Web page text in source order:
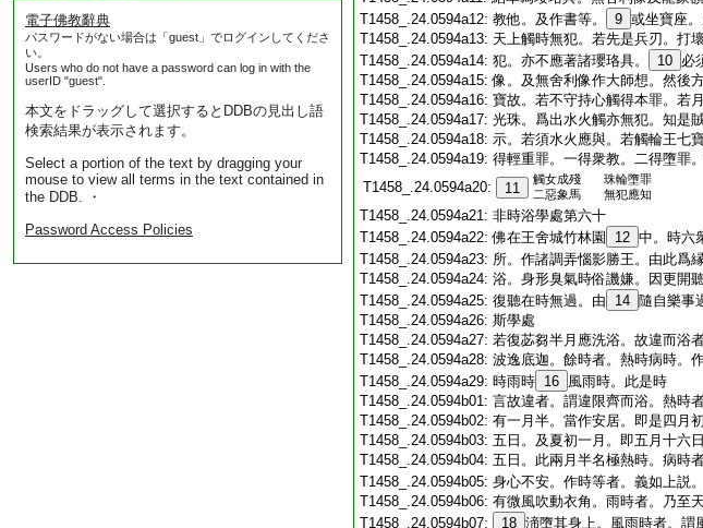
電子佛教辭典
パスワードがない場合は「guest」でログインしてくださ
い。
Users who do not have a password can log in with the
userID "guest".
本文をドラッグして選択するとDDBの見出し語
検索結果が表示されます。
Select a portion of the text by dragging your
mouse to view all terms in the text contained in
the DDB. ・
Password Access Policies
T1458_.24.0594a12: 教他。及作書等。 9 或坐寶座
T1458_.24.0594a13: 天上觸時無犯。若先是兵刃。打
T1458_.24.0594a14: 犯。亦不應著諸瓔珞具。 10 必
T1458_.24.0594a15:像。及無舍利像作大師想。然後
T1458_.24.0594a16: 寶故。若不守持心觸得本罪。若
T1458_.24.0594a17: 光珠。爲出水火觸亦無犯。知是
T1458_.24.0594a18: 示。若須水火應與。若觸輪王七
T1458_.24.0594a19: 得輕重罪。一得衆教。二得墮罪
T1458_.24.0594a20:
11
觸女成殘
二惡象馬
珠輪墮罪
無犯應知
T1458_.24.0594a21: 非時浴學處第六十
T1458_.24.0594a22:佛在王舍城竹林園 12 中。時六
T1458_.24.0594a23: 所。作諸調弄惱影勝王。由此爲
T1458_.24.0594a24: 浴。身形臭氣時俗譏嫌。因更開聽
T1458_.24.0594a25: 復聽在時無過。由 14 隨自樂事
T1458_.24.0594a26: 斯學處
T1458_.24.0594a27: 若復苾芻半月應洗浴。故違而浴者
T1458_.24.0594a28: 波逸底迦。餘時者。熱時病時。
T1458_.24.0594a29: 時雨時 16 風雨時。此是時
T1458_.24.0594b01: 言故違者。謂違限齊而浴。熱時
T1458_.24.0594b02: 有一月半。當作安居。即是四月
T1458_.24.0594b03: 五日。及夏初一月。即五月十六
T1458_.24.0594b04: 五日。此兩月半名極熱時。病時
T1458_.24.0594b05: 身心不安。作時等者。義如上説。
T1458_.24.0594b06: 有微風吹動衣角。雨時者。乃至
T1458_.24.0594b07:
18 渧墮其身上。風雨時者。謂